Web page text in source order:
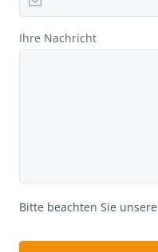
Ihre Nachricht
Bitte beachten Sie unsere